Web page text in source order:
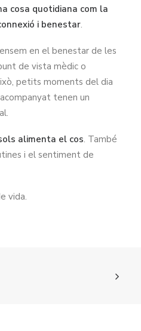
cosa quotidiana com la
i benestar.
en el benestar de les
de vista mèdic o
petits moments del dia
tenen un
alimenta el cos. També
i el sentiment de
vida.